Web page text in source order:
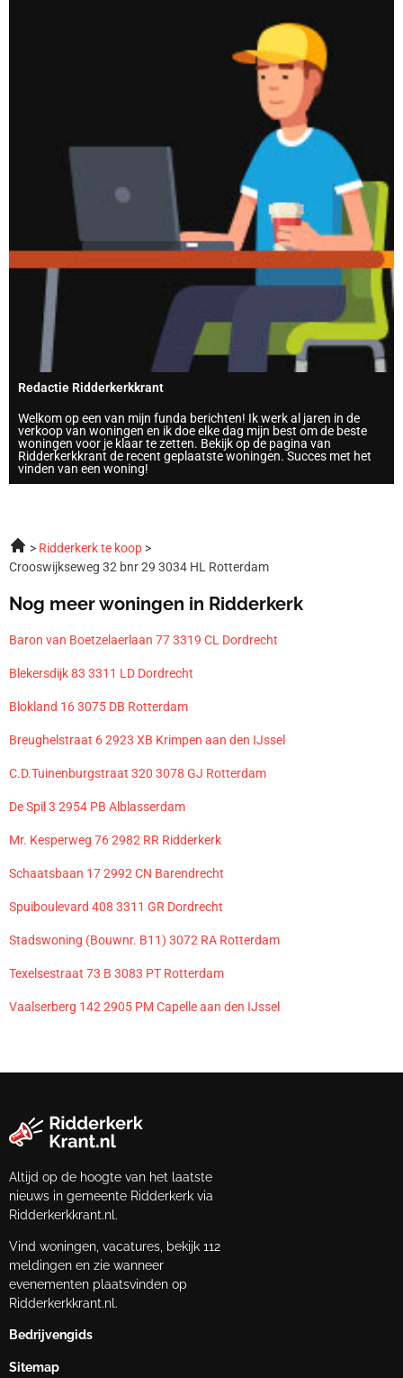
Redactie Ridderkerkkrant
Welkom op een van mijn funda berichten! Ik werk al jaren in de
verkoop van woningen en ik doe elke dag mijn best om de beste
woningen voor je klaar te zetten. Bekijk op de pagina van
Ridderkerkkrant de recent geplaatste woningen. Succes met het
vinden van een woning!
Ridderkerk te koop
Crooswijkseweg 32 bnr 29 3034 HL Rotterdam
Nog meer woningen in Ridderkerk
Baron van Boetzelaerlaan 77 3319 CL Dordrecht
Blekersdijk 83 3311 LD Dordrecht
Blokland 16 3075 DB Rotterdam
Breughelstraat 6 2923 XB Krimpen aan den IJssel
C.D.Tuinenburgstraat 320 3078 GJ Rotterdam
De Spil 3 2954 PB Alblasserdam
Mr. Kesperweg 76 2982 RR Ridderkerk
Schaatsbaan 17 2992 CN Barendrecht
Spuiboulevard 408 3311 GR Dordrecht
Stadswoning (Bouwnr. B11) 3072 RA Rotterdam
Texelsestraat 73 B 3083 PT Rotterdam
Vaalserberg 142 2905 PM Capelle aan den IJssel
Altijd op de hoogte van het laatste
nieuws in gemeente Ridderkerk via
Ridderkerkkrant.nl.
Vind woningen, vacatures, bekijk 112
meldingen en zie wanneer
evenementen plaatsvinden op
Ridderkerkkrant.nl.
Bedrijvengids
Sitemap